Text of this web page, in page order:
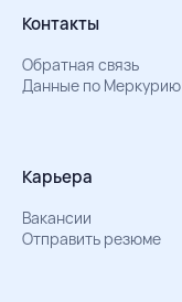
Контакты
Обратная связь
Данные по Меркурию
Карьера
Вакансии
Отправить резюме